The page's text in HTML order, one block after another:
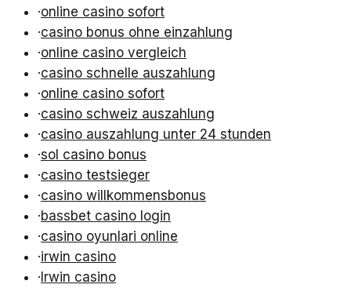
·online casino sofort
·casino bonus ohne einzahlung
·online casino vergleich
·casino schnelle auszahlung
·online casino sofort
·casino schweiz auszahlung
·casino auszahlung unter 24 stunden
·sol casino bonus
·casino testsieger
·casino willkommensbonus
·bassbet casino login
·casino oyunlari online
·irwin casino
·Irwin casino